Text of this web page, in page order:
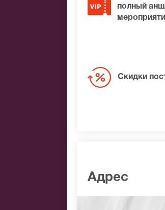
полный
Скидки
Адрес